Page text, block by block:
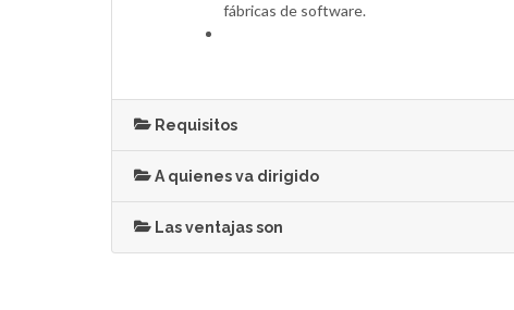
fábricas de software.
Requisitos
A quienes va dirigido
Las ventajas son